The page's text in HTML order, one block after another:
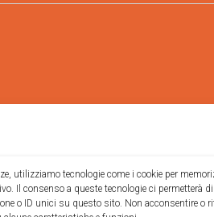
utilizziamo tecnologie come i cookie per
Il consenso a queste tecnologie ci permetterà
o ID unici su questo sito. Non acconsentire o